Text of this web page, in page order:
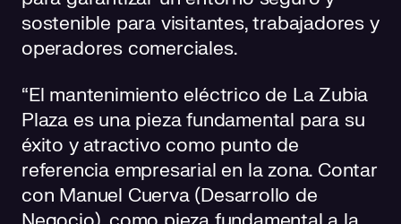
sostenible para visitantes, trabajadores y
operadores comerciales.
“El mantenimiento eléctrico de La Zubia
Plaza es una pieza fundamental para su
éxito y atractivo como punto de
referencia empresarial en la zona. Contar
con Manuel Cuerva (Desarrollo de